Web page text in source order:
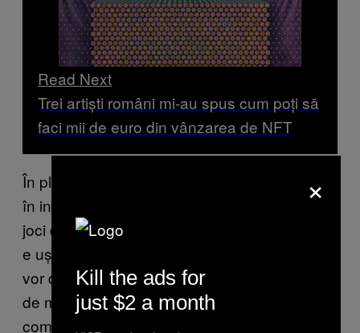
Read Next
Trei artiști români mi-au spus cum poți să
faci mii de euro din vânzarea de NFT
În plus, investește în companii care operează
în industrii pe care le înțelegi cât de cât. Dacă
joci deștept, gândești logic și urmărești știrile,
e ușor să faci bani. Dacă mașinile electrice
vor deveni mai populare, probabil va fi nevoie
de mai multe stații de încărcare – care sunt
companiile care le produc? Acum e Biden la
×
Kill the ads for
just $2 a month